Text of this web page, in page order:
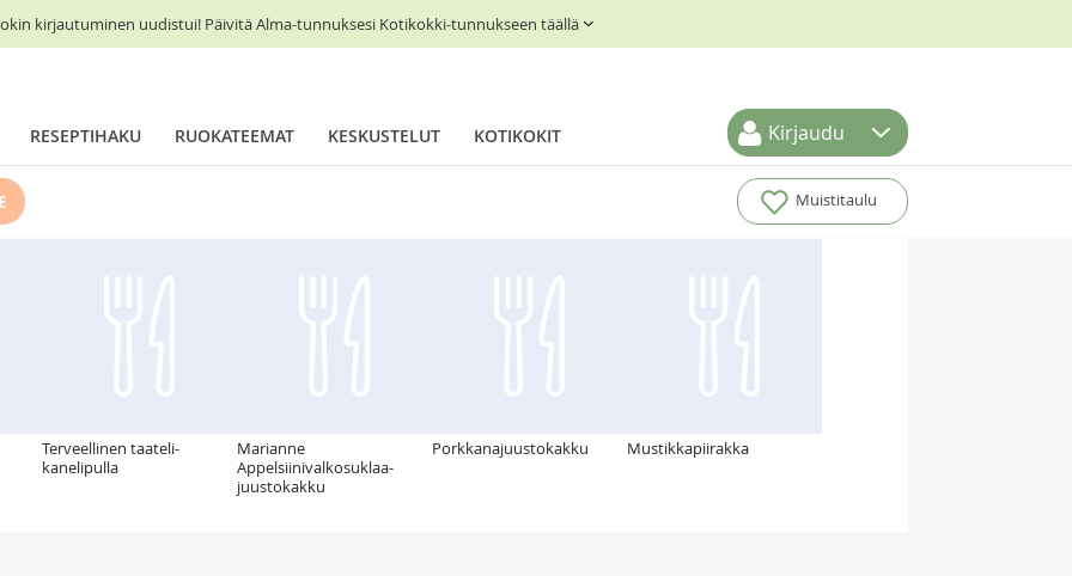
kirjautuminen uudistui! Päivitä Alma-tunnuksesi Kotikokki-tunnukseen täällä
RESEPTIHAKU RUOKATEEMAT KESKUSTELUT KOTIKOKIT Kirjaudu
Muistitaulu
Terveellinen taateli-
kanelipulla
Marianne
Appelsiinivalkosuklaa-
juustokakku
Porkkanajuustokakku Mustikkapiirakka